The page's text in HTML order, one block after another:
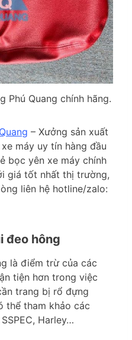
Phú Quang chính hãng.
– Xưởng sản xuất
máy uy tín hàng đầu
bọc yên xe máy chính
giá tốt nhất thị trường,
liên hệ hotline/zalo:
đeo hông
là điểm trừ của các
tiện hơn trong việc
trang bị rổ đựng
thể tham khảo các
Harley…